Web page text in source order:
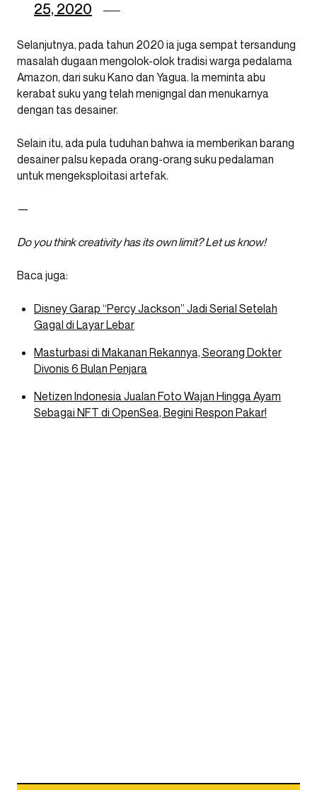
25, 2020
Selanjutnya, pada tahun 2020 ia juga sempat tersandung
masalah dugaan mengolok-olok tradisi warga pedalama
Amazon, dari suku Kano dan Yagua. Ia meminta abu
kerabat suku yang telah menigngal dan menukarnya
dengan tas desainer.
Selain itu, ada pula tuduhan bahwa ia memberikan barang
desainer palsu kepada orang-orang suku pedalaman
untuk mengeksploitasi artefak.
—
Do you think creativity has its own limit? Let us know!
Baca juga:
Disney Garap “Percy Jackson” Jadi Serial Setelah
Gagal di Layar Lebar
Masturbasi di Makanan Rekannya, Seorang Dokter
Divonis 6 Bulan Penjara
Netizen Indonesia Jualan Foto Wajan Hingga Ayam
Sebagai NFT di OpenSea, Begini Respon Pakar!